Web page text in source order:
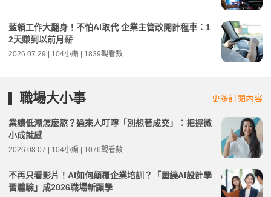
藍領工作大翻身！不怕AI取代 企業主管改開計程車：1
2天賺到以前月薪
2026.07.29 | 104小編 | 1839觀看數
職場大小事 更多訂閱內容
業績低潮怎麼熬？過來人叮嚀「別想著成交」：把握微
小成就感
2026.08.07 | 104小編 | 1076觀看數
不再只看影片！AI如何顛覆企業培訓？「圍繞AI設計學
習體驗」成2026職場新顯學